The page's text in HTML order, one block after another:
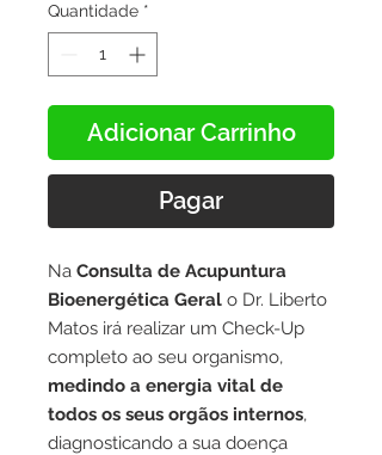
Quantidade *
Adicionar Carrinho
Pagar
Na Consulta de Acupuntura
Bioenergética Geral o Dr. Liberto
Matos irá realizar um Check-Up
completo ao seu organismo,
medindo a energia vital de
todos os seus orgãos internos,
diagnosticando a sua doença